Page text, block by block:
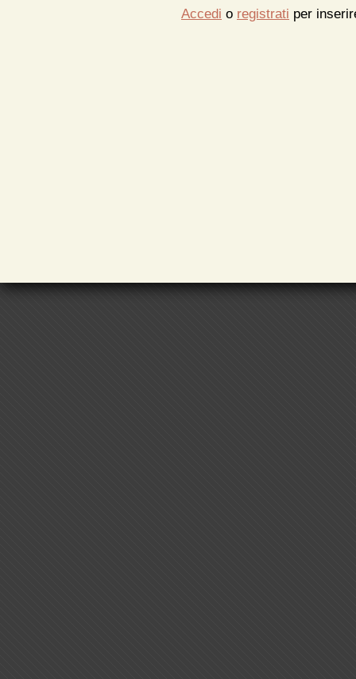
Accedi o registrati per